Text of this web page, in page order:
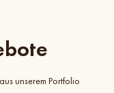
unserem Portfolio